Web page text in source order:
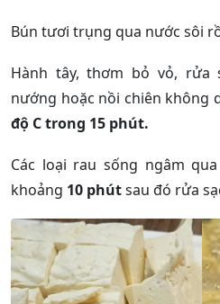
Bún tươi trụng qua nước sôi
Hành tây, thơm bỏ vỏ, rửa
nướng hoặc nồi chiên không
độ C trong 15 phút.
Các loại rau sống ngâm
khoảng 10 phútsau đó rửa